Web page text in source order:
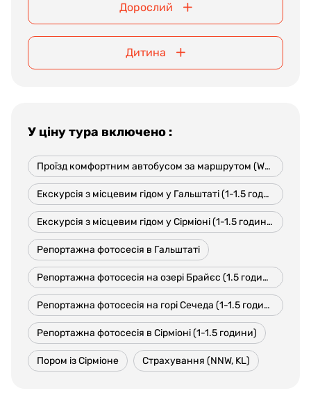
Дорослий
Дитина
У ціну тура включено :
Проїзд комфортним автобусом за маршрутом (WC,220V)
Екскурсія з місцевим гідом у Гальштаті (1-1.5 години)
Екскурсія з місцевим гідом у Сірміоні (1-1.5 години)
Репортажна фотосесія в Гальштаті
Репортажна фотосесія на озері Брайєс (1.5 години)
Репортажна фотосесія на горі Сечеда (1-1.5 години)
Репортажна фотосесія в Сірміоні (1-1.5 години)
Пором із Сірміоне Страхування (NNW, KL)